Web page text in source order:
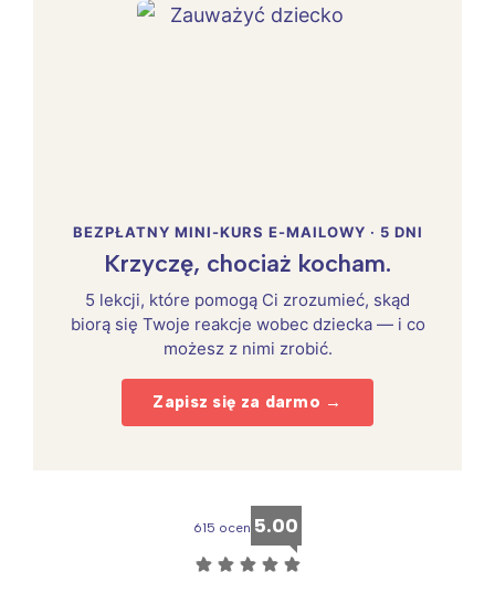
BEZPŁATNY MINI-KURS E-MAILOWY · 5 DNI
Krzyczę, chociaż kocham.
5 lekcji, które pomogą Ci zrozumieć, skąd
biorą się Twoje reakcje wobec dziecka — i co
możesz z nimi zrobić.
Zapisz się za darmo →
615 ocen 5.00
☆ ☆ ☆ ☆ ☆